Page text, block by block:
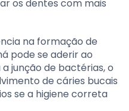
os dentes com mais
na formação de
pode se aderir ao
junção de bactérias, o
de cáries bucais
se a higiene correta